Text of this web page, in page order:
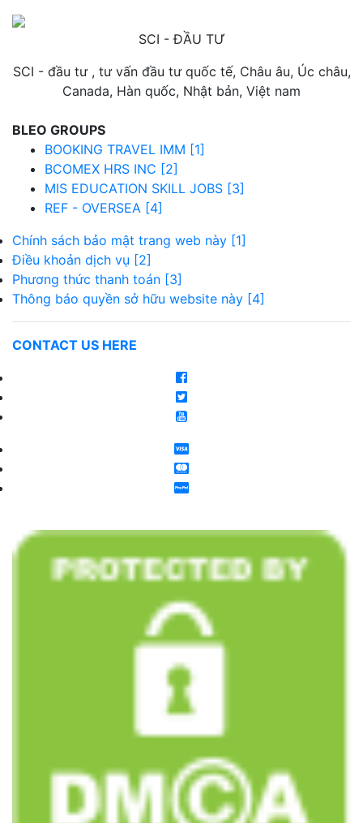
SCI - ĐẦU TƯ
SCI - đầu tư , tư vấn đầu tư quốc tế, Châu âu, Úc châu,
Canada, Hàn quốc, Nhật bản, Việt nam
BLEO GROUPS
BOOKING TRAVEL IMM [1]
BCOMEX HRS INC [2]
MIS EDUCATION SKILL JOBS [3]
REF - OVERSEA [4]
Chính sách bảo mật trang web này [1]
Điều khoản dịch vụ [2]
Phương thức thanh toán [3]
Thông báo quyền sở hữu website này [4]
CONTACT US HERE